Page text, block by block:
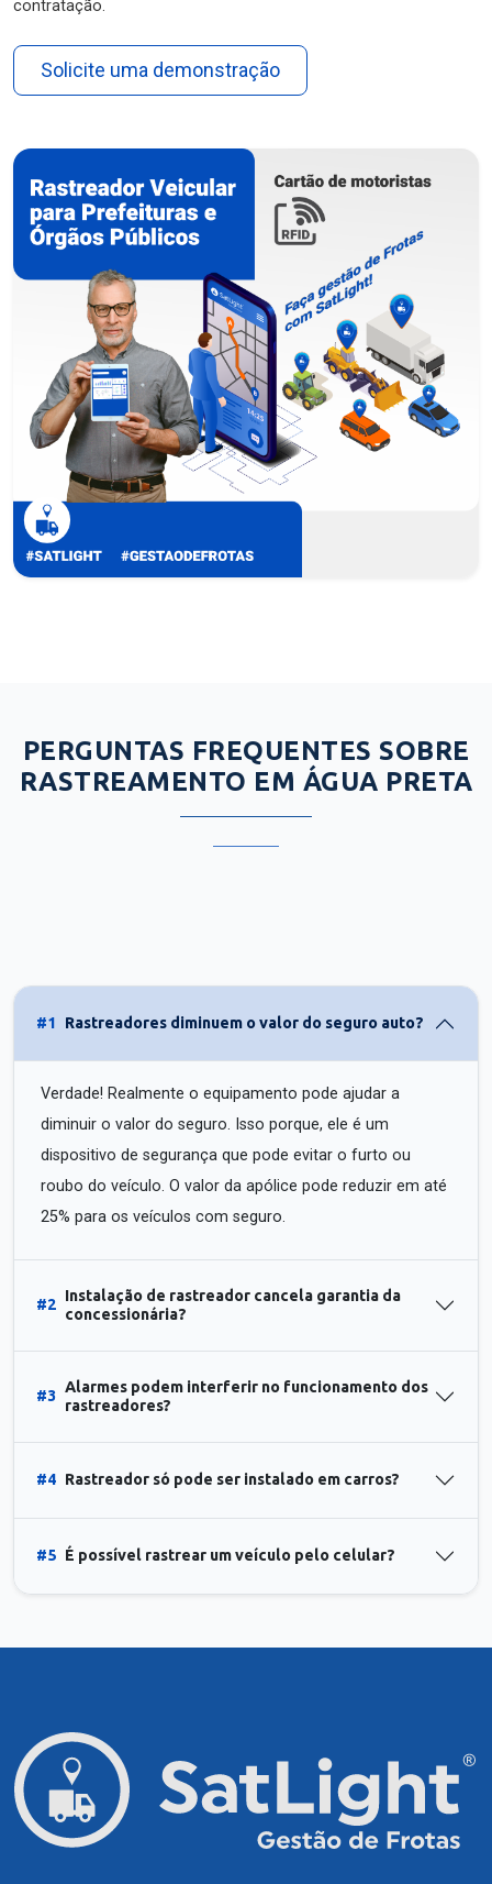
contratação.
Solicite uma demonstração
PERGUNTAS FREQUENTES SOBRE
RASTREAMENTO EM ÁGUA PRETA
#1 Rastreadores diminuem o valor do seguro auto?
Verdade! Realmente o equipamento pode ajudar a
diminuir o valor do seguro. Isso porque, ele é um
dispositivo de segurança que pode evitar o furto ou
roubo do veículo. O valor da apólice pode reduzir em até
25% para os veículos com seguro.
#2
Instalação de rastreador cancela garantia da
concessionária?
#3
Alarmes podem interferir no funcionamento dos
rastreadores?
#4 Rastreador só pode ser instalado em carros?
#5 É possível rastrear um veículo pelo celular?